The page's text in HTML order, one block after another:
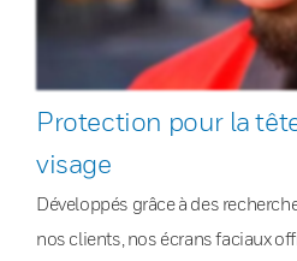
Protection pour la
visage
Développés grâce à des
nos clients, nos écrans faciaux